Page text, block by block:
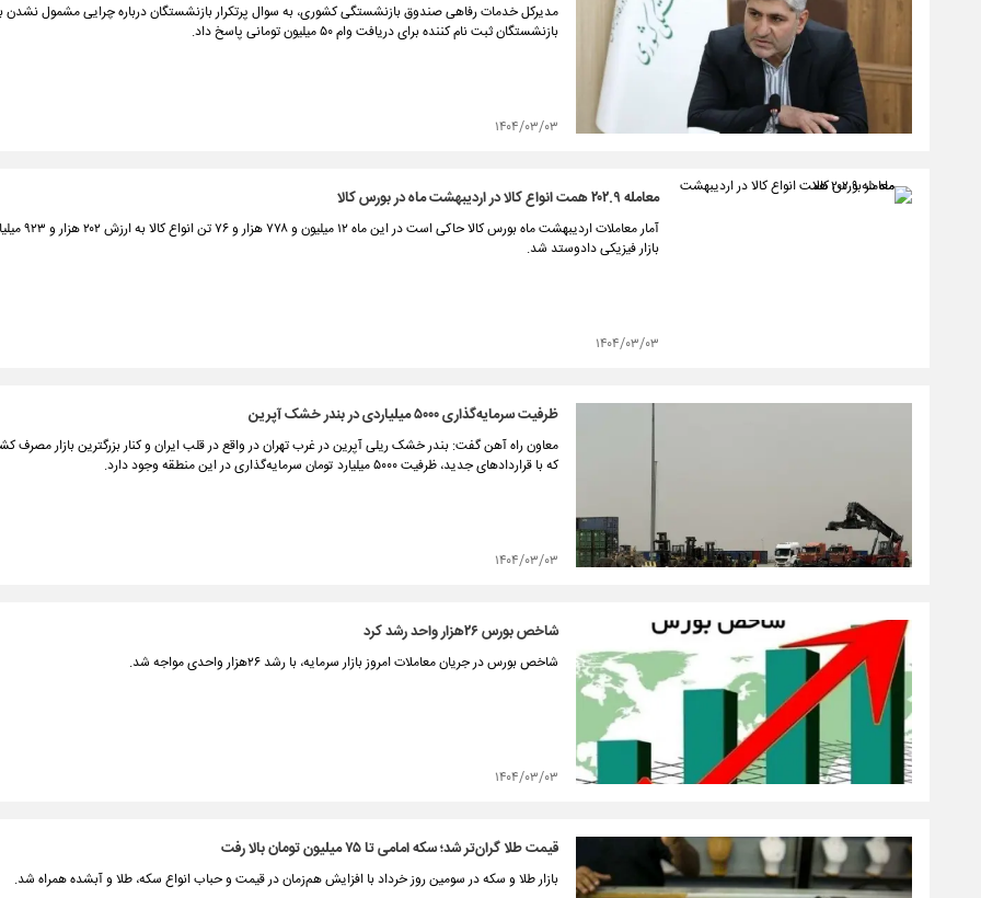
مدیرکل خدمات رفاهی صندوق بازنشستگی کشوری، به سوال پرتکرار بازنشستگان درباره چرایی مشمول
بازنشستگان ثبت نام کننده برای دریافت وام ۵۰ میلیون تومانی پاسخ داد.
۱۴۰۴/۰۳/۰۳
معامله ۲۰۲.۹ همت انواع کالا در اردیبهشت ماه در بورس کالا
آمار معاملات اردیبهشت ماه
بازار فیزیکی دادوستد شد.
۱۴۰۴/۰۳/۰۳
ظرفیت سرمایه‌گذاری ۵۰۰۰ میلیاردی در بندر خشک آپرین
معاون راه آهن گفت: بندر خشک ریلی آپرین در غرب تهران در واقع در قلب ایران و کنار بزرگترین بازار مصرف
که با قراردادهای جدید، ظرفیت ۵۰۰۰ میلیارد تومان سرمایه‌گذاری در این منطقه وجود دارد.
۱۴۰۴/۰۳/۰۳
شاخص بورس ۲۶هزار واحد رشد کرد
شاخص بورس در جریان معاملات امروز بازار سرمایه، با رشد ۲۶هزار واحدی مواجه شد.
۱۴۰۴/۰۳/۰۳
قیمت طلا گران‌تر شد؛ سکه امامی تا ۷۵ میلیون تومان بالا رفت
بازار طلا و سکه در سومین روز خرداد با افزایش هم‌زمان در قیمت و حباب انواع سکه، طلا و آبشده همراه شد.